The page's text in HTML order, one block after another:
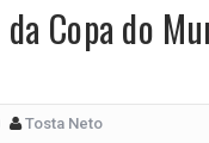
REDE OFICIALIZAM CHAPA
MUTIRÃO GRATUITO DE
E CORRUPTO" E ELEVA
Copa do
Tosta Neto